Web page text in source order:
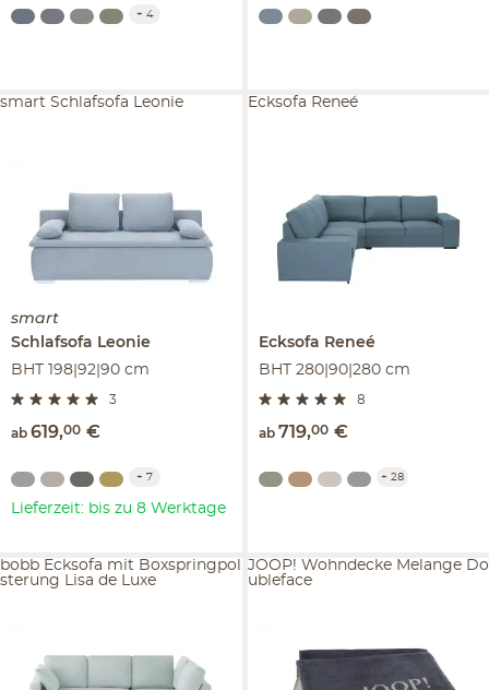
+ 4
smart
Schlafsofa Leonie
BHT 198|92|90 cm
3
ab 619,00 €
smart Schlafsofa Leonie
+ 7
Lieferzeit: bis zu 8 Werktage
Ecksofa Reneé
BHT 280|90|280 cm
8
ab 719,00 €
Ecksofa Reneé
+ 28
bobb Ecksofa mit Boxspringpol
sterung Lisa de Luxe
JOOP! Wohndecke Melange Do
ubleface